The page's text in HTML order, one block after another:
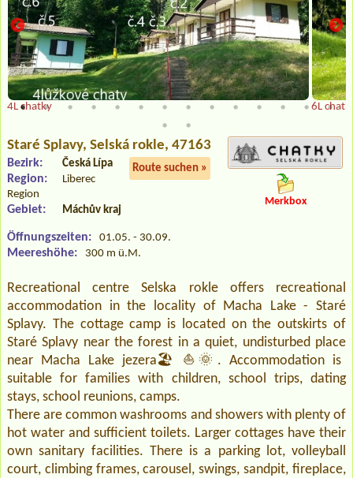
4L chatky 6L
Staré Splavy, Selská rokle, 47163
Route suchen »
Bezirk: Česká Lípa
Region:
Liberec
Region
Gebiet: Máchův kraj
Öffnungszeiten: 01.05. - 30.09.
Meereshöhe: 300 m ü.M.
Merkbox
Recreational centre Selska rokle offers recreational
accommodation in the locality of Macha Lake - Staré
Splavy. The cottage camp is located on the outskirts of
Staré Splavy near the forest in a quiet, undisturbed place
near Macha Lake jezera🏖️⛵🌞. Accommodation is
suitable for families with children, school trips, dating
stays, school reunions, camps.
There are common washrooms and showers with plenty of
hot water and sufficient toilets. Larger cottages have their
own sanitary facilities. There is a parking lot, volleyball
court, climbing frames, carousel, swings, sandpit, fireplace,